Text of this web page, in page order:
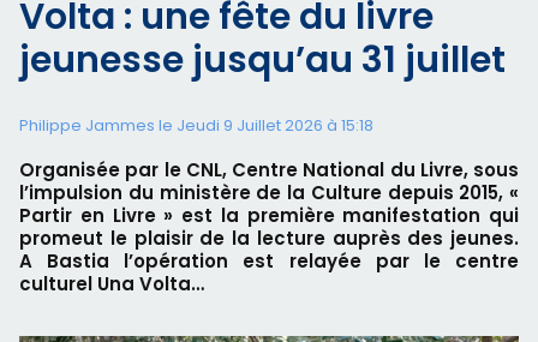
Volta : une fête du livre
jeunesse jusqu’au 31 juillet
Philippe Jammes le Jeudi 9 Juillet 2026 à 15:18
Organisée par le CNL, Centre National du Livre, sous
l’impulsion du ministère de la Culture depuis 2015, «
Partir en Livre » est la première manifestation qui
promeut le plaisir de la lecture auprès des jeunes.
A Bastia l’opération est relayée par le centre
culturel Una Volta…